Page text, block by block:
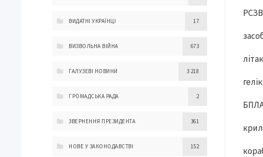
РСЗВ
ВИДАТНІ УКРАЇНЦІ 17
ВИЗВОЛЬНА ВІЙНА 673
ГАЛУЗЕВІ НОВИНИ 3 218
ГРОМАДСЬКА РАДА 2
ЗВЕРНЕННЯ ПРЕЗИДЕНТА 361
НОВЕ У ЗАКОНОДАВСТВІ 152